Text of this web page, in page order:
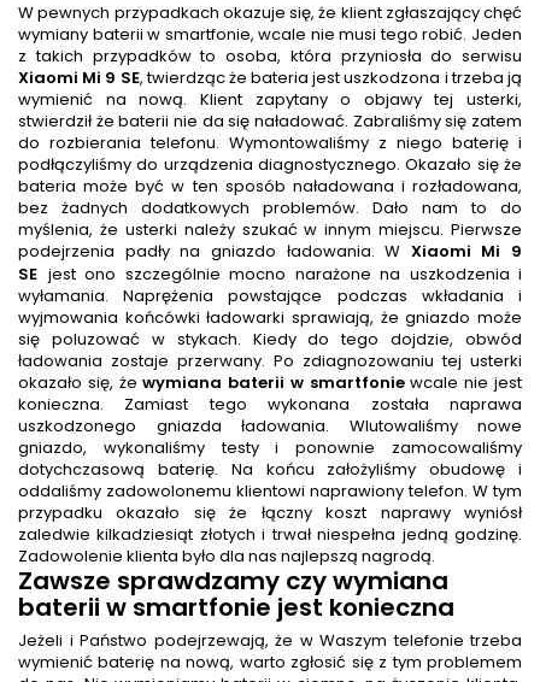
W pewnych przypadkach okazuje się, że klient zgłaszający chęć
wymiany baterii w smartfonie, wcale nie musi tego robić. Jeden
z takich przypadków to osoba, która przyniosła do serwisu
Xiaomi Mi 9 SE, twierdząc że bateria jest uszkodzona i trzeba ją
wymienić na nową. Klient zapytany o objawy tej usterki,
stwierdził że baterii nie da się naładować. Zabraliśmy się zatem
do rozbierania telefonu. Wymontowaliśmy z niego baterię i
podłączyliśmy do urządzenia diagnostycznego. Okazało się że
bateria może być w ten sposób naładowana i rozładowana,
bez żadnych dodatkowych problemów. Dało nam to do
myślenia, że usterki należy szukać w innym miejscu. Pierwsze
podejrzenia padły na gniazdo ładowania. W Xiaomi Mi 9
SE jest ono szczególnie mocno narażone na uszkodzenia i
wyłamania. Naprężenia powstające podczas wkładania i
wyjmowania końcówki ładowarki sprawiają, że gniazdo może
się poluzować w stykach. Kiedy do tego dojdzie, obwód
ładowania zostaje przerwany. Po zdiagnozowaniu tej usterki
okazało się, żewymiana baterii w smartfoniewcale nie jest
konieczna. Zamiast tego wykonana została naprawa
uszkodzonego gniazda ładowania. Wlutowaliśmy nowe
gniazdo, wykonaliśmy testy i ponownie zamocowaliśmy
dotychczasową baterię. Na końcu założyliśmy obudowę i
oddaliśmy zadowolonemu klientowi naprawiony telefon. W tym
przypadku okazało się że łączny koszt naprawy wyniósł
zaledwie kilkadziesiąt złotych i trwał niespełna jedną godzinę.
Zadowolenie klienta było dla nas najlepszą nagrodą.
Zawsze sprawdzamy czy wymiana
baterii w smartfonie jest konieczna
Jeżeli i Państwo podejrzewają, że w Waszym telefonie trzeba
wymienić baterię na nową, warto zgłosić się z tym problemem